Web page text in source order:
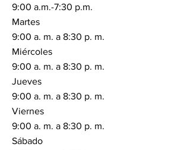
9:00 a.m.-7:30 p.m.
Martes
9:00 a. m. a 8:30 p. m.
Miércoles
9:00 a. m. a 8:30 p. m.
Jueves
9:00 a. m. a 8:30 p. m.
Viernes
9:00 a. m. a 8:30 p. m.
Sábado